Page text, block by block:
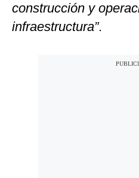
construcción y
infraestructura”.